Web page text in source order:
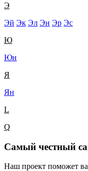
Э
Эй Эк Эл Эн Эр Эс
Ю
Юн
Я
Ян
L
Q
Самый честный
Наш проект поможет